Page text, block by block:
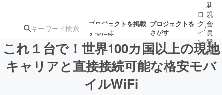
プロジェクトを掲載
するには
プロジェクトを
さがす
注目の新着プロ募集終了が近いプ
ロ
グ
イ
ン
/
新
規
会
員
登
録
これ１台で！世界100カ国以上の現地
キャリアと直接接続可能な格安モバ
イルWiFi